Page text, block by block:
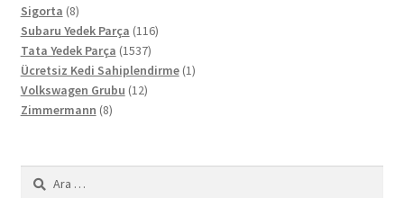
Sigorta 88
ürün
Subaru Yedek Parça 116116
Tata Yedek Parça 15371537
ürün
Ücretsiz Kedi Sahiplendirme 11
Volkswagen Grubu 1212
Zimmermann 88
Arama: